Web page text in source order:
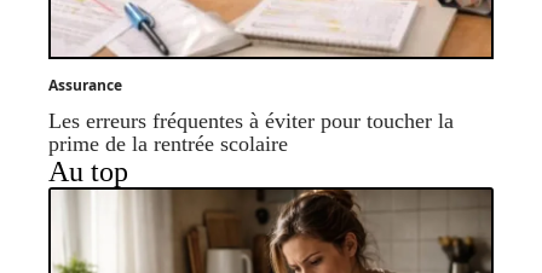
Assurance
Les erreurs fréquentes à éviter pour toucher la
prime de la rentrée scolaire
Au top